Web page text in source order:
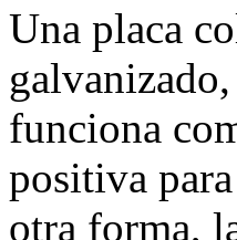
Una placa
funciona
positiva
otra forma,